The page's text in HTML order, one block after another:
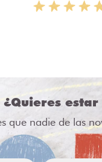
¿Quieres
que nadie de las